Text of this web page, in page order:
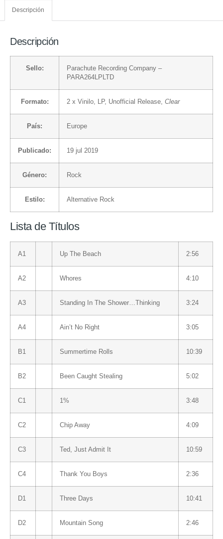
Descripción
Descripción
Sello: Parachute Recording Company –
PARA264LPLTD
Formato: 2 x Vinilo , LP, Unofficial Release, Clear
País: Europe
Publicado: 19 jul 2019
Género: Rock
Estilo: Alternative Rock
Lista de Títulos
A1 Up The Beach 2:56
A2 Whores 4:10
A3 Standing In The Shower…Thinking 3:24
A4 Ain’t No Right 3:05
B1 Summertime Rolls 10:39
B2 Been Caught Stealing 5:02
C1 1% 3:48
C2 Chip Away 4:09
C3 Ted, Just Admit It 10:59
C4 Thank You Boys 2:36
D1 Three Days 10:41
D2 Mountain Song 2:46